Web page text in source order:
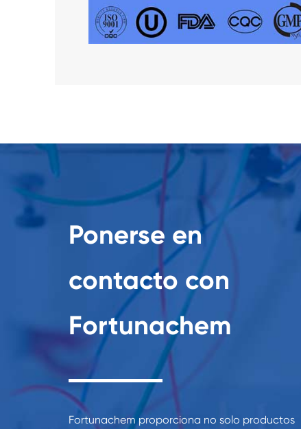
Ponerse en
contacto con
Fortunachem
Fortunachem proporciona no solo productos